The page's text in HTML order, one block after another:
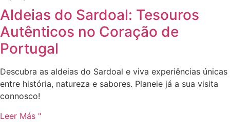
Aldeias do Sardoal: Tesouros
Autênticos no Coração de
Portugal
Descubra as aldeias do Sardoal e viva experiências únicas
entre história, natureza e sabores. Planeie já a sua visita
connosco!
Leer Más "